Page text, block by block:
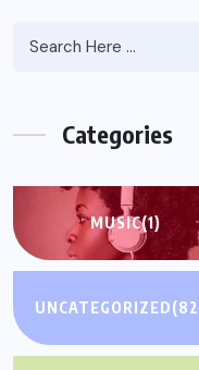
Categories
MUSIC(1)
UNCATEGORIZED